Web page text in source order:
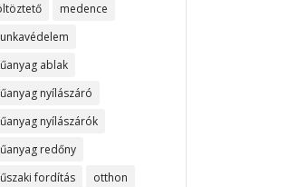
medence
ablak
nyílászáró
nyílászárók
redőny
fordítás
otthon